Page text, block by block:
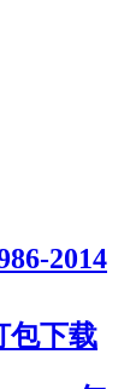
2014
包下载